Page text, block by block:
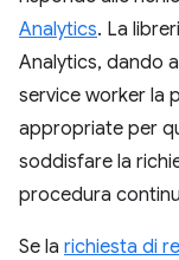
Analytics. La
Analytics, dando
service worker la
appropriate per
soddisfare la
procedura
Se la richiesta di